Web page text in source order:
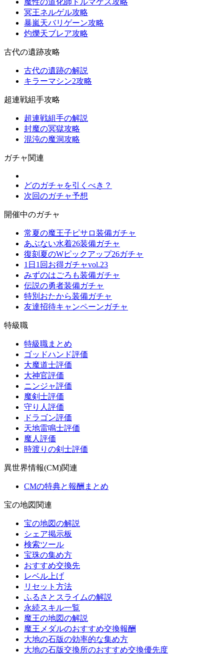
魔性の道化師ドルマゲス攻略
冥王ネルゲル攻略
暴嵐天バリゲーン攻略
灼爍天ブレア攻略
古代の遺跡攻略
古代の遺跡の解説
キラーマシン2攻略
超連戦組手攻略
超連戦組手の解説
封魔の冥獄攻略
混沌の魔洞攻略
ガチャ関連
どのガチャを引くべき？
次回のガチャ予想
開催中のガチャ
常夏の魔王子ピサロ装備ガチャ
あぶない水着26装備ガチャ
復刻夏のWピックアップ26ガチャ
1日1回お得ガチャvol.23
みずのはごろも装備ガチャ
伝説の勇者装備ガチャ
特別おたから装備ガチャ
友達招待キャンペーンガチャ
特級職
特級職まとめ
ゴッドハンド評価
大魔道士評価
大神官評価
ニンジャ評価
魔剣士評価
守り人評価
ドラゴン評価
天地雷鳴士評価
魔人評価
時渡りの剣士評価
異世界情報(CM)関連
CMの特典と報酬まとめ
宝の地図関連
宝の地図の解説
シェア掲示板
検索ツール
宝珠の集め方
おすすめ交換先
レベル上げ
リセット方法
ふるさとスライムの解説
永続スキル一覧
魔王の地図の解説
魔王メダルのおすすめ交換報酬
大地の石版の効率的な集め方
大地の石版交換所のおすすめ交換優先度